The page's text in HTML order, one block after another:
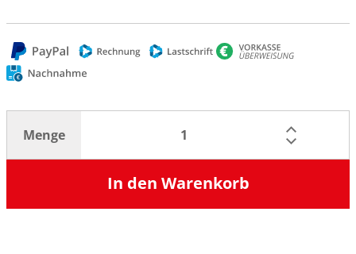
Menge
In den Warenkorb